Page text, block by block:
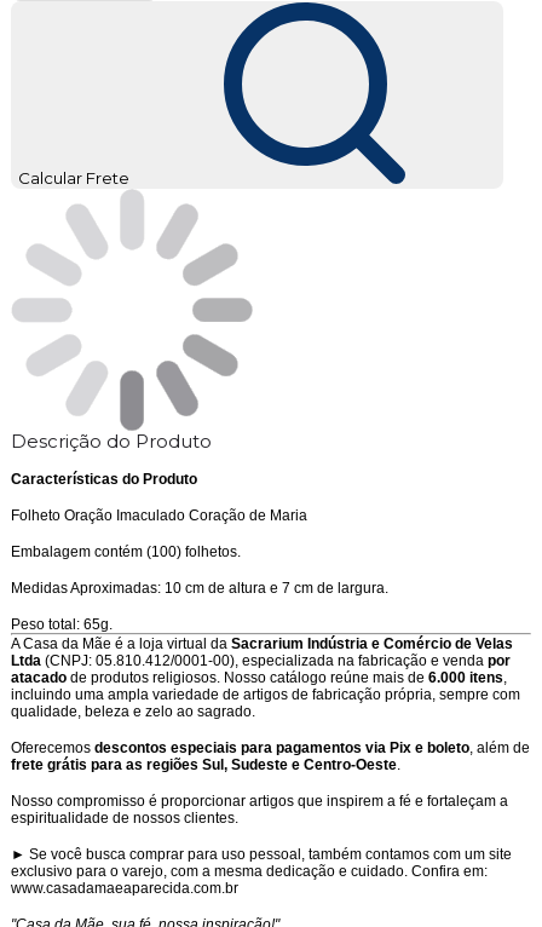
Calcular Frete
Descrição do Produto
Características do Produto
Folheto Oração Imaculado Coração de Maria
Embalagem contém (100) folhetos.
Medidas Aproximadas: 10 cm de altura e 7 cm de largura.
Peso total: 65g.
A Casa da Mãe é a loja virtual da Sacrarium Indústria e Comércio de Velas
Ltda (CNPJ: 05.810.412/0001-00), especializada na fabricação e venda por
atacadode produtos religiosos. Nosso catálogo reúne mais de 6.000 itens
incluindo uma ampla variedade de artigos de fabricação própria, sempre com
qualidade, beleza e zelo ao sagrado.
Oferecemos descontos especiais para pagamentos via Pix e boleto, além de
frete grátis para as regiões Sul, Sudeste e Centro-Oeste.
Nosso compromisso é proporcionar artigos que inspirem a fé e fortaleçam a
espiritualidade de nossos clientes.
► Se você busca comprar para uso pessoal, também contamos com um site
exclusivo para o varejo, com a mesma dedicação e cuidado. Confira em:
www.casadamaeaparecida.com.br